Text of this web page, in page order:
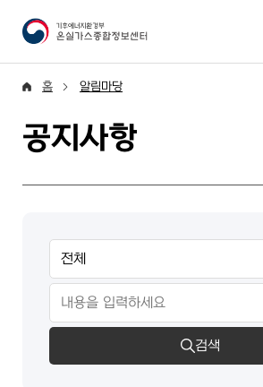
홈 알림마당
공지사항
검색